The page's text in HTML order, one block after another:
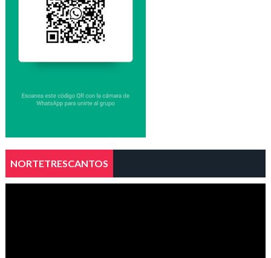
NORTETRESCANTOS